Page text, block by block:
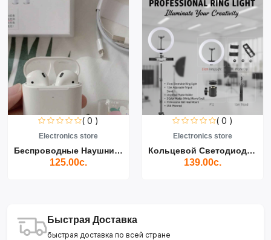
( 0 )
Electronics store
Беспроводные Наушники Air...
125.00с.
( 0 )
Electronics store
Кольцевой Светодиодный Св...
139.00с.
Быстрая Доставка
быстрая доставка по всей стране